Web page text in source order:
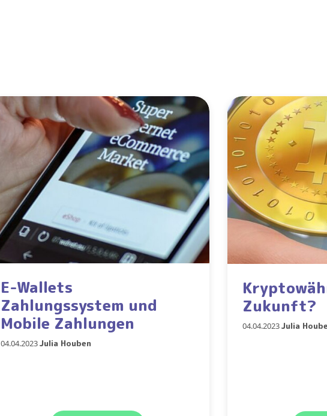
E-Wallets
Zahlungssystem und
Mobile Zahlungen
04.04.2023Julia Houben
Zukunft?
04.04.2023Julia